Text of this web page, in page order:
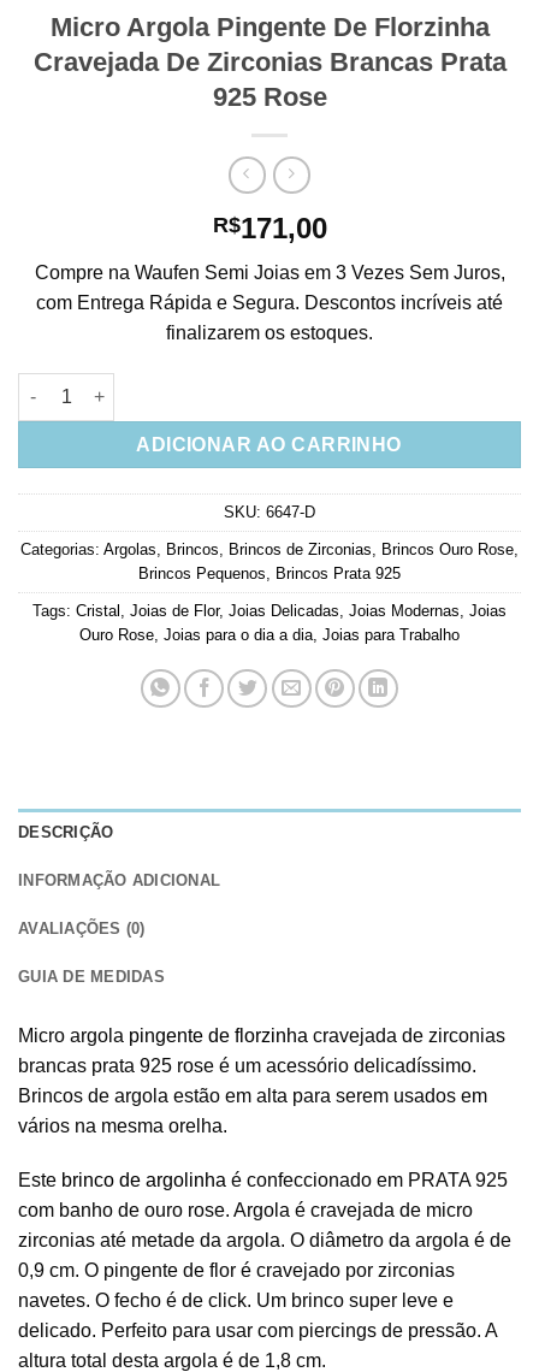
Micro Argola Pingente De Florzinha
Cravejada De Zirconias Brancas Prata
925 Rose
R$171,00
Compre na Waufen Semi Joias em 3 Vezes Sem Juros,
com Entrega Rápida e Segura. Descontos incríveis até
finalizarem os estoques.
Micro Argola Pingente De Florzinha Cravejada De Zirconias
ADICIONAR AO CARRINHO
SKU: 6647-D
Categorias: Argolas Brincos Brincos de Zirconias Brincos Ouro Rose
Brincos Pequenos
Brincos Prata 925
Tags: Cristal Joias de Flor, Joias Delicadas Joias Modernas Joias
Ouro Rose Joias para o dia a dia Joias para Trabalho
DESCRIÇÃO
INFORMAÇÃO ADICIONAL
AVALIAÇÕES (0)
GUIA DE MEDIDAS
Micro argola pingente de florzinha cravejada de zirconias
brancas prata 925 rose é um acessório delicadíssimo.
Brincos de argola estão em alta para serem usados em
vários na mesma orelha.
Este brinco de argolinha é confeccionado em PRATA 925
com banho de ouro rose. Argola é cravejada de micro
zirconias até metade da argola. O diâmetro da argola é de
0,9 cm. O pingente de flor é cravejado por zirconias
navetes. O fecho é de click. Um brinco super leve e
delicado. Perfeito para usar com piercings de pressão. A
altura total desta argola é de 1,8 cm.